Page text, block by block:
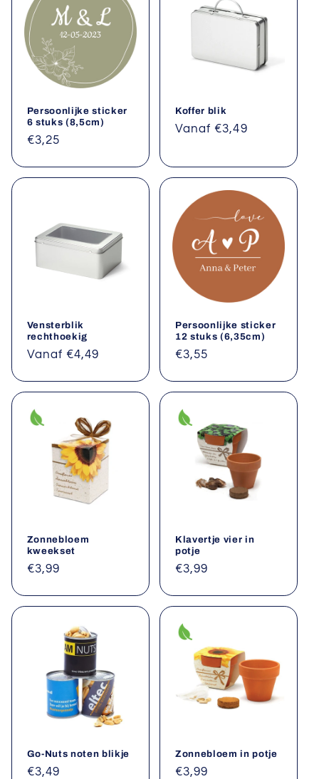
Persoonlijke sticker
6 stuks (8,5cm)
Normale
€3,25
Koffer blik
Normale
Vanaf €3,49
Vensterblik
rechthoekig
Normale
Vanaf €4,49
Persoonlijke sticker
12 stuks (6,35cm)
Normale
€3,55
Zonnebloem
kweekset
Normale
€3,99
Klavertje vier in
potje
Normale
€3,99
Go-Nuts noten blikje
Normale
€3,49
Zonnebloem in potje
Normale
€3,99